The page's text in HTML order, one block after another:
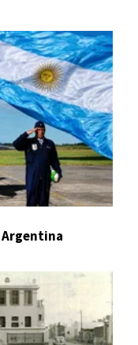
Argentina